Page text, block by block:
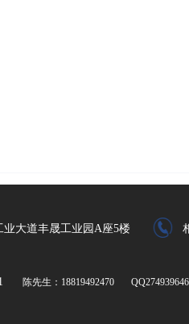
大道丰晟工业园A座5楼
陈先生：18819492470